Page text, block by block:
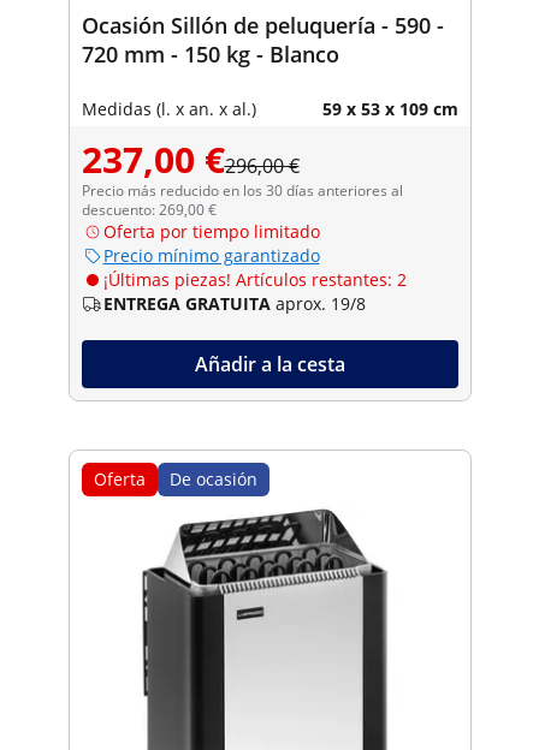
Ocasión Sillón de peluquería - 590 -
720 mm - 150 kg - Blanco
Medidas (l. x an. x al.) 59 x 53 x 109 cm
237,00 €296,00 €
Precio más reducido en los 30 días anteriores al
descuento: 269,00 €
Oferta por tiempo limitado
Precio mínimo garantizado
¡Últimas piezas! Artículos restantes: 2
ENTREGA GRATUITA aprox. 19/8
Añadir a la cesta
Oferta De ocasión